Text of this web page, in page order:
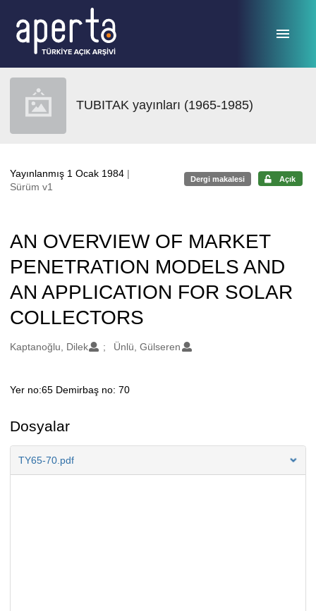
TUBITAK yayınları (1965-1985)
Yayınlanmış 1 Ocak 1984 |
Sürüm v1
Dergi makalesi Açık
AN OVERVIEW OF MARKET
PENETRATION MODELS AND
AN APPLICATION FOR SOLAR
COLLECTORS
Oluşturanlar
Kaptanoğlu, Dilek Ünlü, Gülseren
Açıklama
Yer no:65 Demirbaş no: 70
Dosyalar
TY65-70.pdf